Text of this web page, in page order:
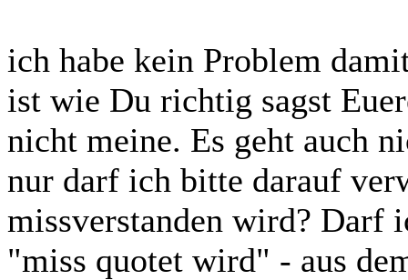
ich habe kein Problem
ist wie Du richtig sagst
nicht meine. Es geht auch
nur darf ich bitte darauf
missverstanden wird? Darf
"miss quotet wird" - aus